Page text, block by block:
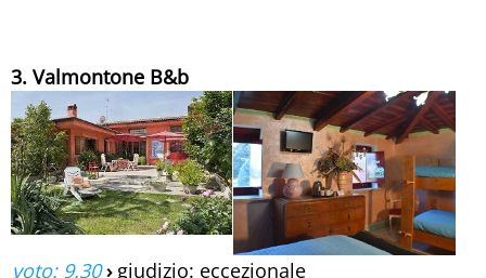
3. Valmontone B&b
voto: 9.30› giudizio: eccezionale